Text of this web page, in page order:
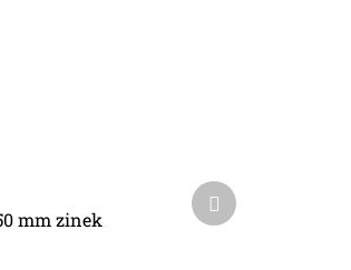
mm zinek
Další
produkt